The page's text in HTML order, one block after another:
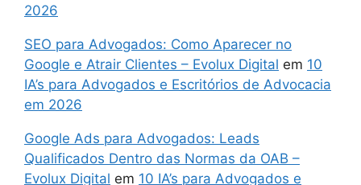
2026
SEO para Advogados: Como Aparecer no
Google e Atrair Clientes – Evolux Digital em 10
IA’s para Advogados e Escritórios de Advocacia
em 2026
Google Ads para Advogados: Leads
Qualificados Dentro das Normas da OAB –
Evolux Digital em 10 IA’s para Advogados e